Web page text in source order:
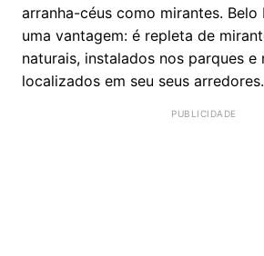
arranha-céus como mirantes.
uma vantagem: é repleta de
naturais, instalados nos parques e
localizados em seu seus arredores.